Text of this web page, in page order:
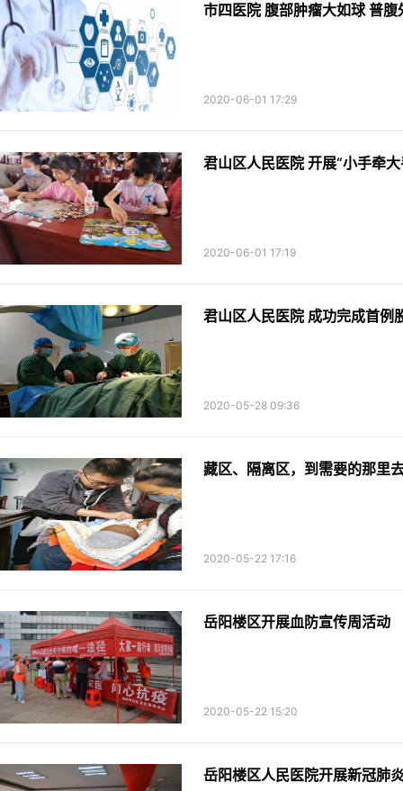
市四医院 腹部肿瘤大如球 普腹
2020-06-01 17:29
君山区人民医院 开展“小手牵
2020-06-01 17:19
君山区人民医院 成功完成首例
2020-05-28 09:36
藏区、隔离区，到需要的那里
2020-05-22 17:16
岳阳楼区开展血防宣传周活动
2020-05-22 15:20
岳阳楼区人民医院开展新冠肺